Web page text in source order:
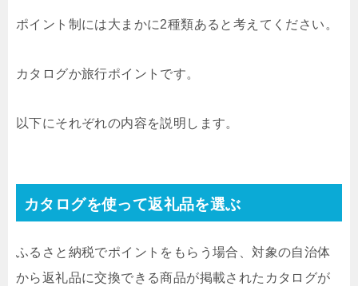
ポイント制には大まかに2種類あると考えてください。
カタログか旅行ポイントです。
以下にそれぞれの内容を説明します。
カタログを使って返礼品を選ぶ
ふるさと納税でポイントをもらう場合、対象の自治体
から返礼品に交換できる商品が掲載されたカタログが